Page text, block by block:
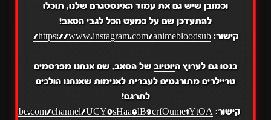
וכמובן שיש גם את עמוד האינסטגרםשלנו, תוכלו
להתעדכן שם על כמעט הכל לגבי הסאב!
קישור:https://www.instagram.com/animebloodsub/
כנסו גם לערוץ היוטיובשל הסאב, שם אנחנו מפרסמים
טריילרים מתורגמים לעברית לאנימות שאנחנו הולכים
לתרגם!
קישור: channel/UCY0sHaa8lB9crfOume1YtOA